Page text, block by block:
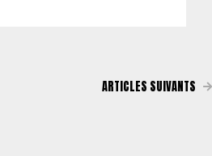
ARTICLES SUIVANTS